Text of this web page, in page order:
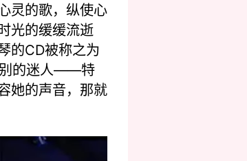
灵的歌，纵使心
光的缓缓流逝
的CD被称之为
别的迷人——特
她的声音，那就